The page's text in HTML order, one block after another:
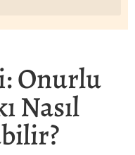
Onurlu
Nasıl